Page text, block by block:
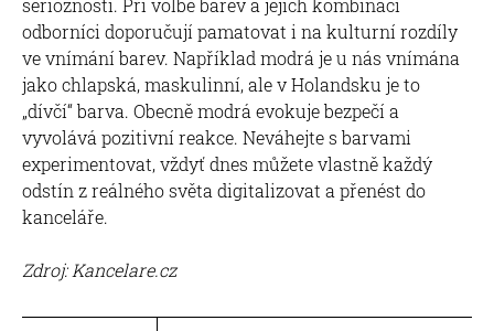
odborníci doporučují pamatovat i na kulturní rozdíly
ve vnímání barev. Například modrá je u nás vnímána
jako chlapská, maskulinní, ale v Holandsku je to
„dívčí“ barva. Obecně modrá evokuje bezpečí a
vyvolává pozitivní reakce. Neváhejte s barvami
experimentovat, vždyť dnes můžete vlastně každý
odstín z reálného světa digitalizovat a přenést do
kanceláře.
Zdroj: Kancelare.cz